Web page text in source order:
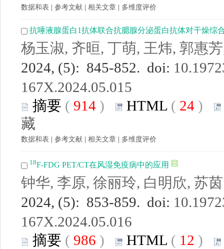
数据和表 参考文献 相关文章 多维度评价
抗唾液腺蛋白1抗体联合抗腮腺分泌蛋白抗体对干燥综
杨玉淑, 齐晅, 丁萌, 王炜, 郭惠
2024, (5): 845-852. doi:
167X.2024.05.015
摘要 ( 914 ) HTML ( 24 )
藏
数据和表 参考文献 相关文章 多维度评价
18F-FDG PET/CT在风湿免疫病中的应用
钟华, 李原, 徐丽玲, 白明欣, 苏茵
2024, (5): 853-859. doi:
167X.2024.05.016
摘要 ( 986 ) HTML ( 12 )